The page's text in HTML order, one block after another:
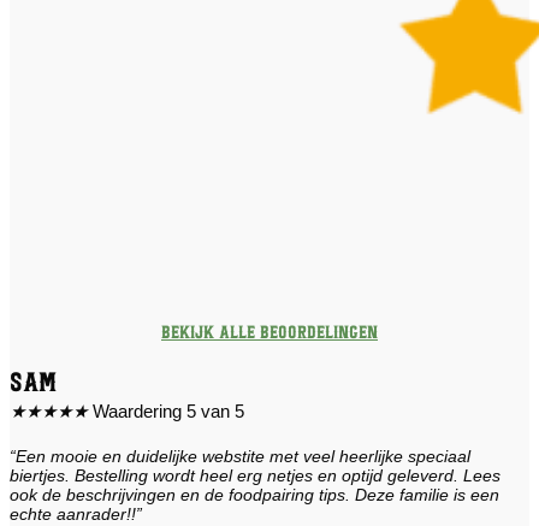
Bekijk alle beoordelingen
Sam
★★★★★ Waardering 5 van 5
“Een mooie en duidelijke webstite met veel heerlijke speciaal
biertjes. Bestelling wordt heel erg netjes en optijd geleverd. Lees
ook de beschrijvingen en de foodpairing tips. Deze familie is een
echte aanrader!!”